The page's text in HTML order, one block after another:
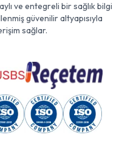
ve entegreli bir sağlık bilgi
güvenilir altyapısıyla
sağlar.